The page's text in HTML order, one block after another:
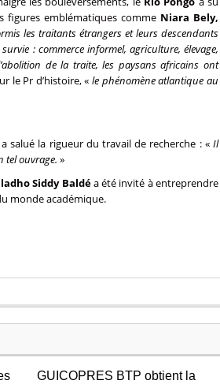
figures emblématiques comme Niara Bely,
les traitants étrangers et leurs descendants
: commerce informel, agriculture, élevage,
de la traite, les paysans africains ont
le Pr d’histoire, «le phénomène atlantique au
salué la rigueur du travail de recherche : «Il
tel ouvrage. »
Siddy Baldéa été invité à entreprendre
monde académique.
GUICOPRES BTP obtient la